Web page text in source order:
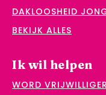
DAKLOOSHEID
BEKIJK ALLES
Ik wil helpen
WORD VRIJWILLIGER